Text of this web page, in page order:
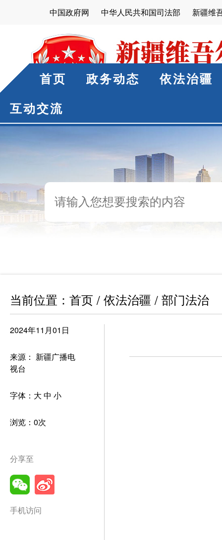
中国政府网 中华人民共和国司法部 新疆维
首页 政务动态
依法治疆
互动交流
当前位置： 首页 / 依法治疆 / 部门法治
2024年11月01日
来源： 新疆广播电
视台
字体： 大 中 小
浏览： 0次
分享至
手机访问